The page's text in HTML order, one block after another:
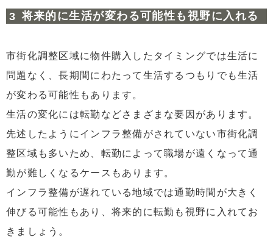
将来的に生活が変わる可能性も視野に入れる
市街化調整区域に物件購入したタイミングでは生活に
問題なく、長期間にわたって生活するつもりでも生活
が変わる可能性もあります。
生活の変化には転勤などさまざまな要因があります。
先述したようにインフラ整備がされていない市街化調
整区域も多いため、転勤によって職場が遠くなって通
勤が難しくなるケースもあります。
インフラ整備が遅れている地域では通勤時間が大きく
伸びる可能性もあり、将来的に転勤も視野に入れてお
きましょう。